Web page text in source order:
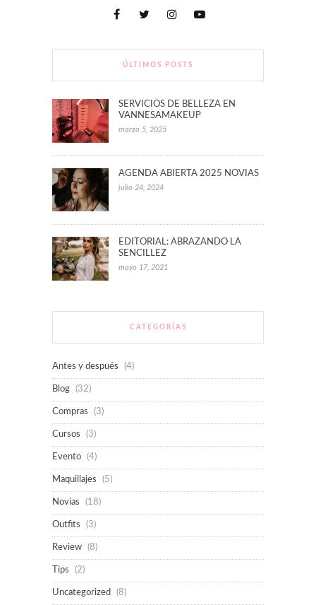
ÚLTIMOS POSTS
SERVICIOS DE BELLEZA EN
VANNESAMAKEUP
marzo 5, 2025
AGENDA ABIERTA 2025 NOVIAS
julio 24, 2024
EDITORIAL: ABRAZANDO LA
SENCILLEZ
mayo 17, 2021
CATEGORÍAS
Antes y después (4)
Blog (32)
Compras (3)
Cursos (3)
Evento (4)
Maquillajes (5)
Novias (18)
Outfits (3)
Review (8)
Tips (2)
Uncategorized (8)